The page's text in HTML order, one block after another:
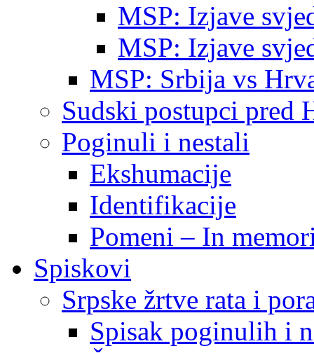
MSP: Izjave
MSP: Izjave
MSP: Srbija vs
Sudski postupci pred
Poginuli i nestali
Ekshumacije
Identifikacije
Pomeni – In
Spiskovi
Srpske žrtve rata i
Spisak poginulih i